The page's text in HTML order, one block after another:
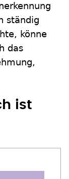
ständig
könne
das
ist